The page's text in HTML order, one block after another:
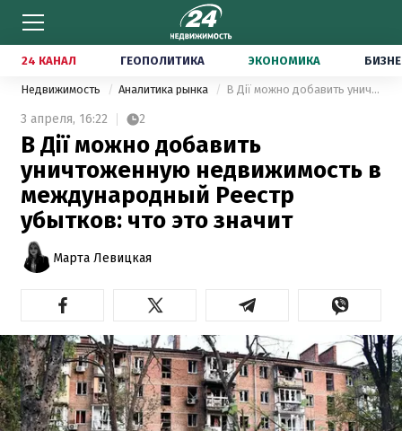
24 КАНАЛ ГЕОПОЛИТИКА ЭКОНОМИКА
Недвижимость Аналитика рынка В Дії можно добавить уничтоженную недвижимость в международный Реестр убытков: что это значит
3 апреля, 16:22 2
В Дії можно добавить
уничтоженную недвижимость в
международный Реестр
убытков: что это значит
Марта Левицкая